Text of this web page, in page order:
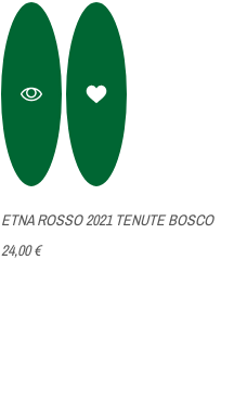
ETNA ROSSO 2021 TENUTE BOSCO
24,00 €